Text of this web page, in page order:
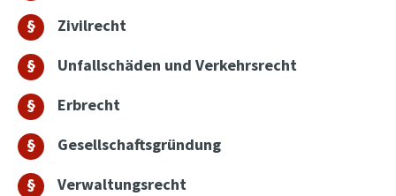
Zivilrecht
Unfallschäden und Verkehrsrecht
Erbrecht
Gesellschaftsgründung
Verwaltungsrecht